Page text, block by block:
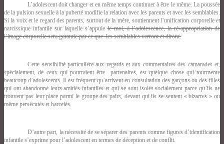
L’adolescent doit changer et en même temps continuer à être le même. La poussée
de la pulsion sexuelle à la puberté modifie la relation avec les parents et avec les semblables.
Si la voix et le regard des parents, surtout de la mère, soutiennent l’unification corporelle et
narcissique infantile sur laquelle s’appuie le moi,à l’adolescence, la ré-appropriation de
l’image corporelle sera garantie par ce que les semblables verront et diront.
Cette sensibilité particulière aux regards et aux commentaires des camarades et,
spécialement, de ceux qui pourraient être partenaires, est quelque chose qui tourmente
beaucoup d’adolescents. Il est fréquent qu’arrivent en consultation des garçons ou des filles
qui ont abandonné leurs amitiés infantiles et qui se sont isolés socialement parce qu’ils ne
trouvent pas leur place parmi le groupe des pairs, devant qui ils se sentent « bizarres » ou
même persécutés et harcelés.
D’autre part, la nécessité de se séparer des parents comme figures d’identification
infantile s’exprime pour l’adolescent en termes de déception et de conflit.